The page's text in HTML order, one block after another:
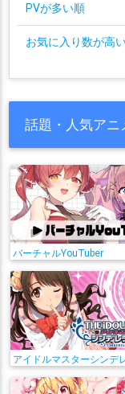
PVが多い順
お気に入り数が高
話題・人気アニ
バーチャルYouTuber